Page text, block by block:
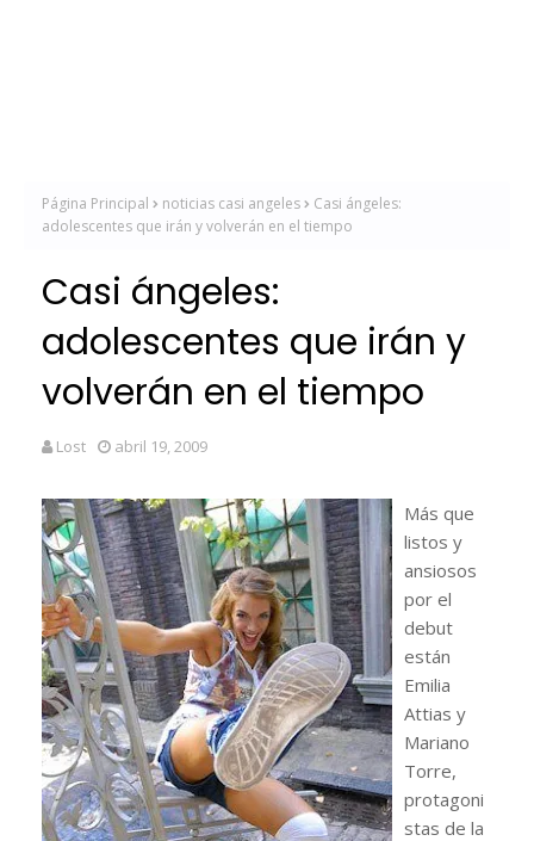
Página Principal noticias casi angeles
Casi ángeles:
adolescentes que irán y volverán en el tiempo
Casi ángeles:
adolescentes que irán y
volverán en el tiempo
Lost abril 19, 2009
Más que
listos y
ansiosos
por el
debut
están
Emilia
Attias y
Mariano
Torre,
protagoni
stas de la